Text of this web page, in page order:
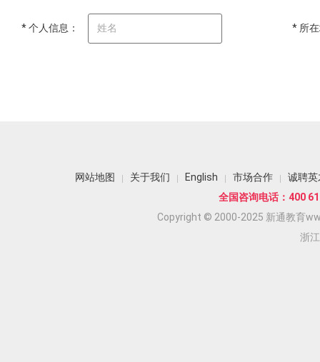
* 个人信息： * 所
网站地图 关于我们 English 市场合作
诚聘英
全国咨询电话：400
Copyright © 2000-2025 新通教育
浙